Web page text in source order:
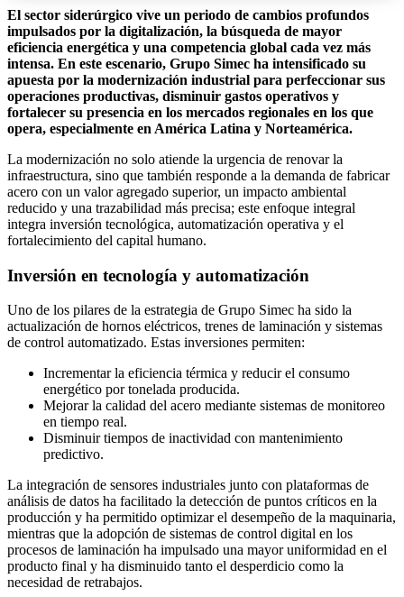
El sector siderúrgico vive un periodo de cambios profundos
impulsados por la digitalización, la búsqueda de mayor
eficiencia energética y una competencia global cada vez más
intensa. En este escenario, Grupo Simec ha intensificado su
apuesta por la modernización industrial para perfeccionar sus
operaciones productivas, disminuir gastos operativos y
fortalecer su presencia en los mercados regionales en los que
opera, especialmente en América Latina y Norteamérica.
La modernización no solo atiende la urgencia de renovar la
infraestructura, sino que también responde a la demanda de fabricar
acero con un valor agregado superior, un impacto ambiental
reducido y una trazabilidad más precisa; este enfoque integral
integra inversión tecnológica, automatización operativa y el
fortalecimiento del capital humano.
Inversión en tecnología y automatización
Uno de los pilares de la estrategia de Grupo Simec ha sido la
actualización de hornos eléctricos, trenes de laminación y sistemas
de control automatizado. Estas inversiones permiten:
Incrementar la eficiencia térmica y reducir el consumo
energético por tonelada producida.
Mejorar la calidad del acero mediante sistemas de monitoreo
en tiempo real.
Disminuir tiempos de inactividad con mantenimiento
predictivo.
La integración de sensores industriales junto con plataformas de
análisis de datos ha facilitado la detección de puntos críticos en la
producción y ha permitido optimizar el desempeño de la maquinaria,
mientras que la adopción de sistemas de control digital en los
procesos de laminación ha impulsado una mayor uniformidad en el
producto final y ha disminuido tanto el desperdicio como la
necesidad de retrabajos.